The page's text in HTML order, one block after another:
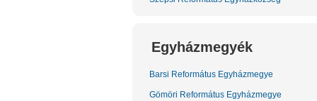
Egyházmegyék
Barsi Református Egyházmegye
Gömöri Református Egyházmegye